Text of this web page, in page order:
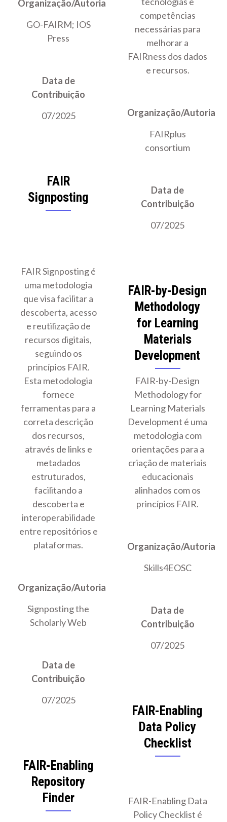
Organização/Autoria
GO-FAIRM; IOS
Press
Data de
Contribuição
07/2025
competências
necessárias para
melhorar a
FAIRness dos dados
e recursos.
Organização/Autoria
FAIRplus
consortium
Data de
Contribuição
07/2025
FAIR
Signposting
FAIR Signposting é
uma metodologia
que visa facilitar a
descoberta, acesso
e reutilização de
recursos digitais,
seguindo os
princípios FAIR.
Esta metodologia
fornece
ferramentas para a
correta descrição
dos recursos,
através de links e
metadados
estruturados,
facilitando a
descoberta e
interoperabilidade
entre repositórios e
plataformas.
Organização/Autoria
Signposting the
Scholarly Web
Data de
Contribuição
07/2025
FAIR-by-Design
Methodology
for Learning
Materials
Development
FAIR-by-Design
Methodology for
Learning Materials
Development é uma
metodologia com
orientações para a
criação de materiais
educacionais
alinhados com os
princípios FAIR.
Organização/Autoria
Skills4EOSC
Data de
Contribuição
07/2025
FAIR-Enabling
Data Policy
Checklist
FAIR-Enabling Data
Policy Checklist é
FAIR-Enabling
Repository
Finder